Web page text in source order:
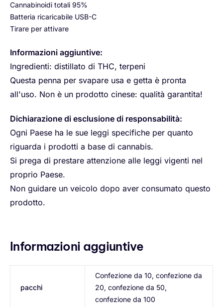
Cannabinoidi totali 95%
Batteria ricaricabile USB-C
Tirare per attivare
Informazioni aggiuntive:
Ingredienti: distillato di THC, terpeni
Questa penna per svapare usa e getta è pronta
all'uso. Non è un prodotto cinese: qualità garantita!
Dichiarazione di esclusione di responsabilità:
Ogni Paese ha le sue leggi specifiche per quanto
riguarda i prodotti a base di cannabis.
Si prega di prestare attenzione alle leggi vigenti nel
proprio Paese.
Non guidare un veicolo dopo aver consumato questo
prodotto.
Informazioni aggiuntive
pacchi
Confezione da 10, confezione da
20, confezione da 50,
confezione da 100